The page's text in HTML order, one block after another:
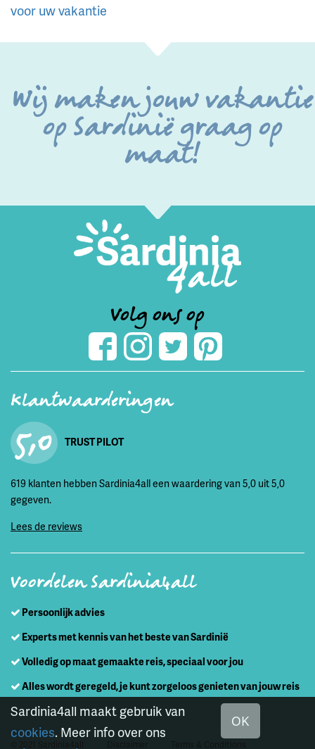
voor uw vakantie
Wij maken jouw vakantie
op Sardinië graag op
maat!
Volg ons op
Klantwaarderingen
5,0 TRUST PILOT
619 klanten hebben Sardinia4all een waardering van 5,0 uit 5,0
gegeven.
Lees de reviews
Voordelen Sardinia4all
Persoonlijk advies
Experts met kennis van het beste van Sardinië
Volledig op maat gemaakte reis, speciaal voor jou
Alles wordt geregeld, je kunt zorgeloos genieten van jouw reis
Sardinia4all maakt gebruik van
cookies. Meer info over ons
OK